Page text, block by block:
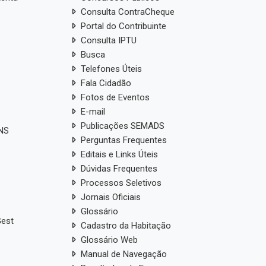
Consulta ContraCheque
Portal do Contribuinte
Consulta IPTU
Busca
Telefones Úteis
Fala Cidadão
Fotos de Eventos
E-mail
Publicações SEMADS
Perguntas Frequentes
Editais e Links Úteis
Dúvidas Frequentes
Processos Seletivos
Jornais Oficiais
Glossário
Cadastro da Habitação
Glossário Web
Manual de Navegação